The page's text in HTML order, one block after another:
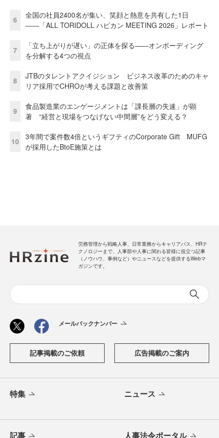
6
全国の社員2400名が集い、笑顔と熱意を共有した1日
――「ALL TORIDOLL ハピカン MEETING 2026」レポート
7
「立ち上がりが遅い」の正体を探る——オンボーディング
を分解する4つの視点
8
JTBのタレントアクイジション ビジネス改革のためのキャ
リア採用でCHROが考える課題と改善策
9
食品製造業のエンゲージメントは「課長層の失速」が顕
著 “経営と現場をつなげない中間層”をどう変える？
10
3年間で案件数4倍というギフティのCorporate Gift MUFG
が採用したBtoE施策とは
労務管理から戦略人事、日常業務からキャリアパス、HRテ
クノロジーまで、人事部や人事に関わる皆様に役立つ記事
（ノウハウ、事例など）やニュースなどを提供するWebマ
ガジンです。
メールバックナンバー
記事掲載のご依頼 広告掲載のご案内
特集 ニュース
記事 人事法令ポータル